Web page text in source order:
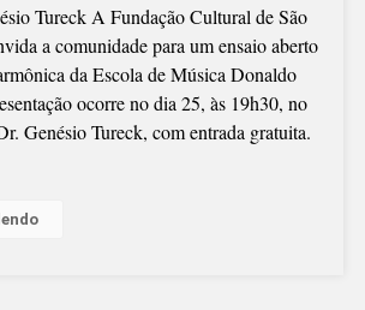
PROMOVE
ENSAIO
ABERTO
Tureck A Fundação Cultural de São
a comunidade para um ensaio aberto
da Escola de Música Donaldo
ocorre no dia 25, às 19h30, no
Genésio Tureck, com entrada gratuita.